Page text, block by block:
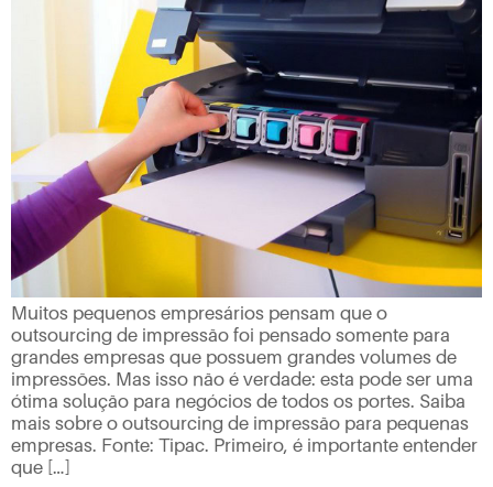
Muitos pequenos empresários pensam que o
outsourcing de impressão foi pensado somente para
grandes empresas que possuem grandes volumes de
impressões. Mas isso não é verdade: esta pode ser uma
ótima solução para negócios de todos os portes. Saiba
mais sobre o outsourcing de impressão para pequenas
empresas. Fonte: Tipac. Primeiro, é importante entender
que […]